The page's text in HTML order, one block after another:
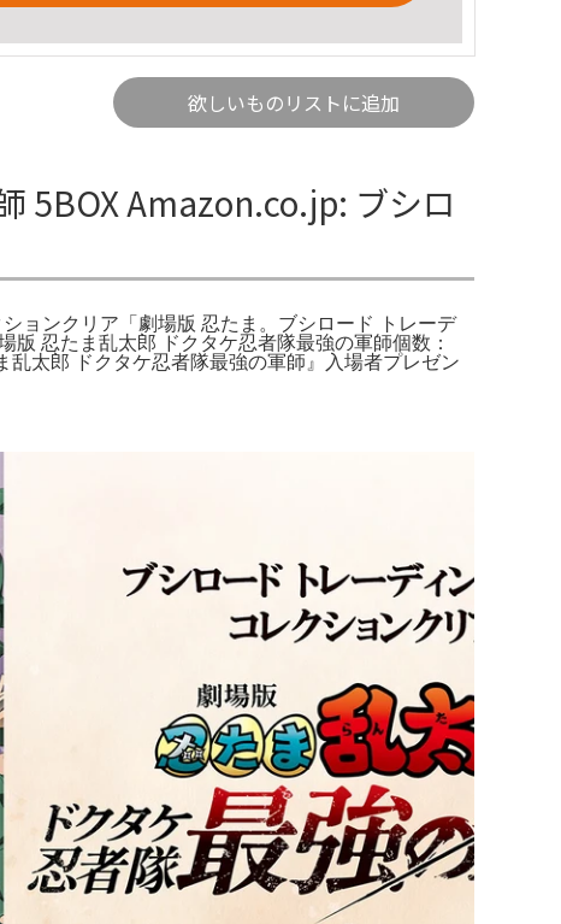
欲しいものリストに追加
5BOX Amazon.co.jp: ブシロ
ョンクリア「劇場版 忍たま。ブシロード トレーデ
忍たま乱太郎 ドクタケ忍者隊最強の軍師個数：
太郎 ドクタケ忍者隊最強の軍師』入場者プレゼン